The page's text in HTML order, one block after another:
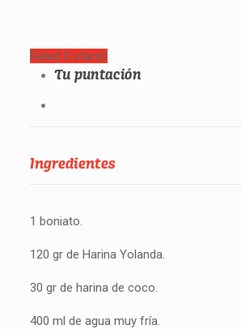
Rated 0 stars0
Tu puntación
Ingredientes
1 boniato.
120 gr de Harina Yolanda.
30 gr de harina de coco.
400 ml de agua muy fría.